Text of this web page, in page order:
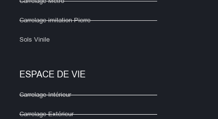
Carrelage imitation Pierre
Sols Vinile
ESPACE DE VIE
Carrelage Intérieur
Carrelage Extérieur